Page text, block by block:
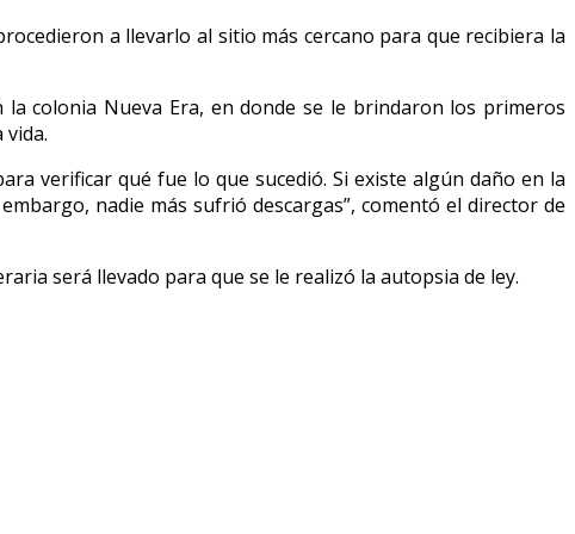
a llevarlo al sitio más cercano para que recibiera la
colonia Nueva Era, en donde se le brindaron los primeros
verificar qué fue lo que sucedió. Si existe algún daño en la
nadie más sufrió descargas”, comentó el director de
será llevado para que se le realizó la autopsia de ley.